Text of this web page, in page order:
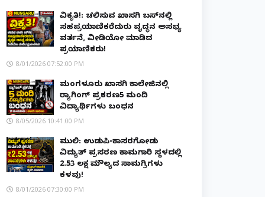
ವಿಕೃತಿ!: ಚಲಿಸುವ ಖಾಸಗಿ ಬಸ್‌ನಲ್ಲಿ
ಸಹಪ್ರಯಾಣಿಕರೆದುರು ವೃದ್ಧನ ಅಸಭ್ಯ
ವರ್ತನೆ, ವೀಡಿಯೋ ಮಾಡಿದ
ಪ್ರಯಾಣಿಕರು!
8/01/2026 07:52:00 PM
ಮಂಗಳೂರು ಖಾಸಗಿ ಕಾಲೇಜಿನಲ್ಲಿ
ರ‌್ಯಾಗಿಂಗ್ ಪ್ರಕರಣ5 ಮಂದಿ
ವಿದ್ಯಾರ್ಥಿಗಳು ಬಂಧನ
8/05/2026 10:41:00 PM
ಮುಲ್ಕಿ: ಉಡುಪಿ-ಕಾಸರಗೋಡು
ವಿದ್ಯುತ್ ಪ್ರಸರಣ ಕಾಮಗಾರಿ ಸ್ಥಳದಲ್ಲಿ
₹2.53 ಲಕ್ಷ ಮೌಲ್ಯದ ಸಾಮಗ್ರಿಗಳು
ಕಳವು!
8/01/2026 07:30:00 PM